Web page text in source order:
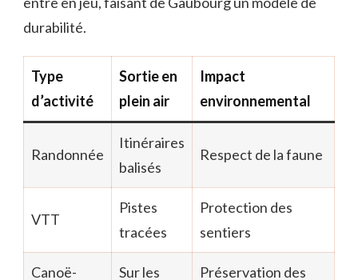
durabilité.
Type
d’activité
Sortie en
plein air
Impact
environnemental
Randonnée
Itinéraires
balisés
Respect de la faune
VTT
Pistes
tracées
Protection des
sentiers
Canoë- Sur les Préservation des